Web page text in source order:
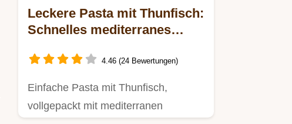
Leckere Pasta mit Thunfisch:
Schnelles mediterranes
4.46 (24 Bewertungen)
Einfache Pasta mit Thunfisch,
vollgepackt mit mediterranen